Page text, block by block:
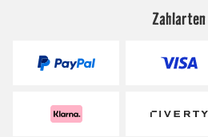
Zahlarten